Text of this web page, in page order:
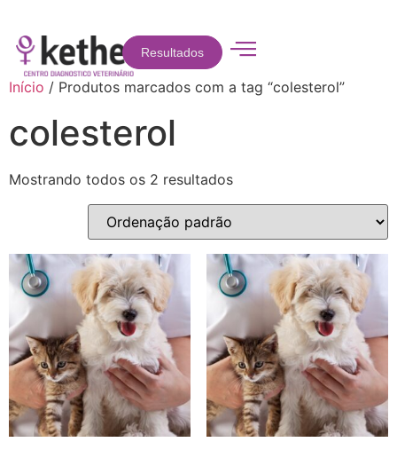
Resultados
Início / Produtos marcados com a tag “colesterol”
colesterol
Mostrando todos os 2 resultados